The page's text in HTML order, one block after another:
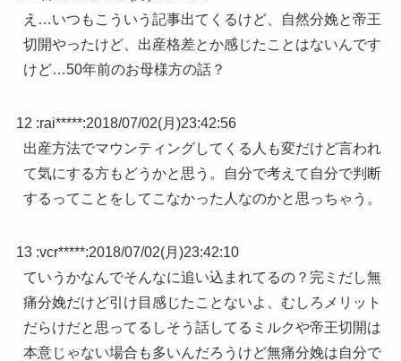
え…いつもこういう記事出てくるけど、自然分娩と帝王
切開やったけど、出産格差とか感じたことはないんです
けど…50年前のお母様方の話？
12 :rai*****:2018/07/02(月)23:42:56
出産方法でマウンティングしてくる人も変だけど言われ
て気にする方もどうかと思う。自分で考えて自分で判断
するってことをしてこなかった人なのかと思っちゃう。
13 :vcr*****:2018/07/02(月)23:42:10
ていうかなんでそんなに追い込まれてるの？完ミだし無
痛分娩だけど引け目感じたことないよ、むしろメリット
だらけだと思ってるしそう話してるミルクや帝王切開は
本意じゃない場合も多いんだろうけど無痛分娩は自分で